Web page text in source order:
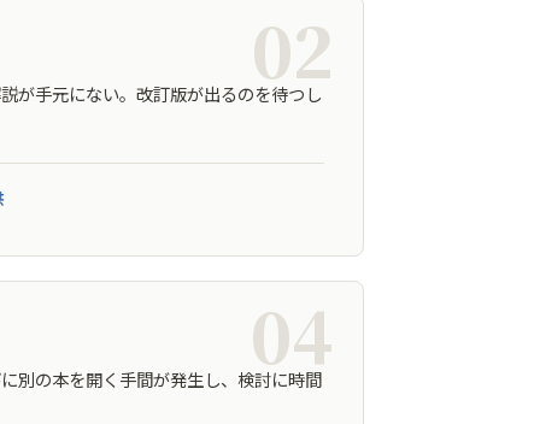
02
が手元にない。改訂版が出るのを待つし
04
別の本を開く手間が発生し、検討に時間